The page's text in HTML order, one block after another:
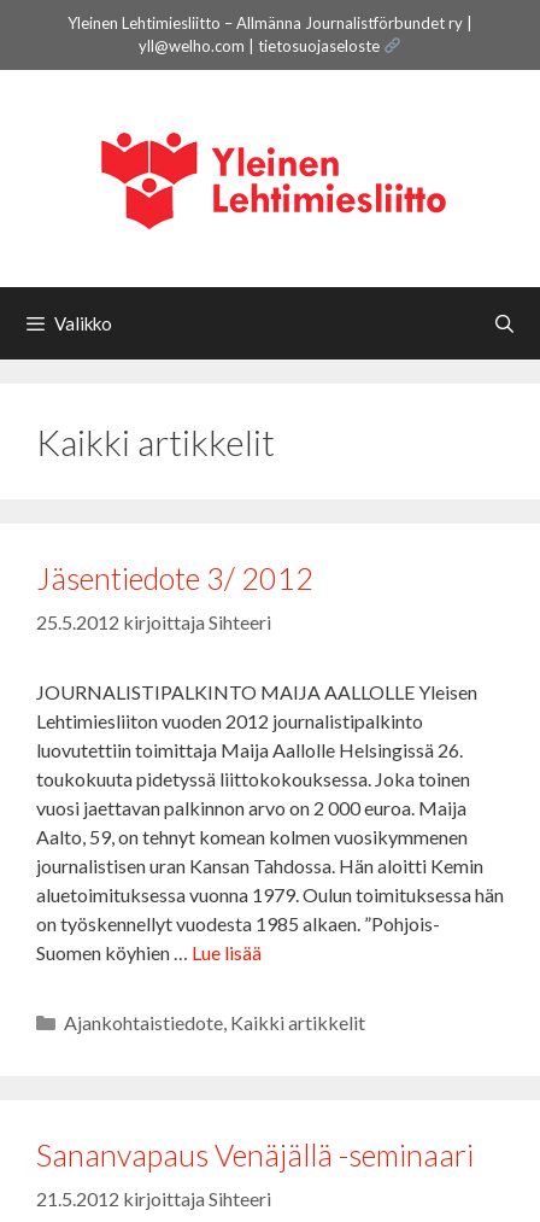
Yleinen Lehtimiesliitto – Allmänna Journalistförbundet ry |
yll@welho.com |tietosuojaseloste
Valikko
Kaikki artikkelit
Jäsentiedote 3/ 2012
25.5.2012 kirjoittajaSihteeri
JOURNALISTIPALKINTO MAIJA AALLOLLE Yleisen
Lehtimiesliiton vuoden 2012 journalistipalkinto
luovutettiin toimittaja Maija Aallolle Helsingissä 26.
toukokuuta pidetyssä liittokokouksessa. Joka toinen
vuosi jaettavan palkinnon arvo on 2 000 euroa. Maija
Aalto, 59, on tehnyt komean kolmen vuosikymmenen
journalistisen uran Kansan Tahdossa. Hän aloitti Kemin
aluetoimituksessa vuonna 1979. Oulun toimituksessa hän
on työskennellyt vuodesta 1985 alkaen. ”Pohjois-
Suomen köyhien … Lue lisää
Kategoriat
Ajankohtaistiedote, Kaikki artikkelit
Sananvapaus Venäjällä -seminaari
21.5.2012 kirjoittajaSihteeri